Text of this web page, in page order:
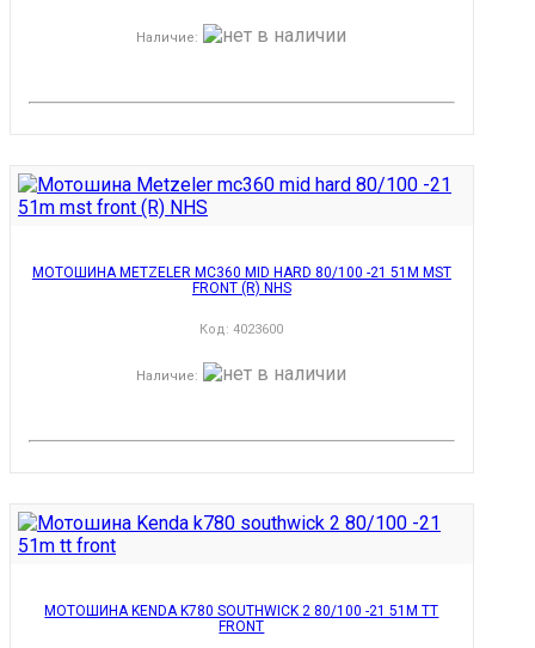
Наличие:
МОТОШИНА METZELER MC360 MID HARD 80/100 -21 51M MST
FRONT (R) NHS
Код:4023600
Наличие:
МОТОШИНА KENDA K780 SOUTHWICK 2 80/100 -21 51M TT
FRONT